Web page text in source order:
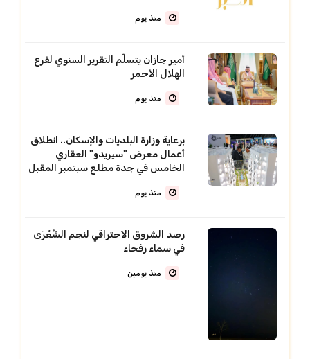
منذ يوم
أمير جازان يتسلّم التقرير السنوي لفرع
الهلال الأحمر
منذ يوم
برعاية وزارة البلديات والإسكان.. انطلاق
أعمال معرض "سيريدو" العقاري
الخامس في جدة مطلع سبتمبر المقبل
منذ يوم
رصد الشروق الاحتراقي لنجم الشِّعْرَى
في سماء رفحاء
منذ يومين